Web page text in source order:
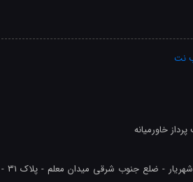
نت
خاورمیانه
آدرس پستی: تهران - شهريار - ضلع جنوب شرقی میدان معلم - پلاک 31 -